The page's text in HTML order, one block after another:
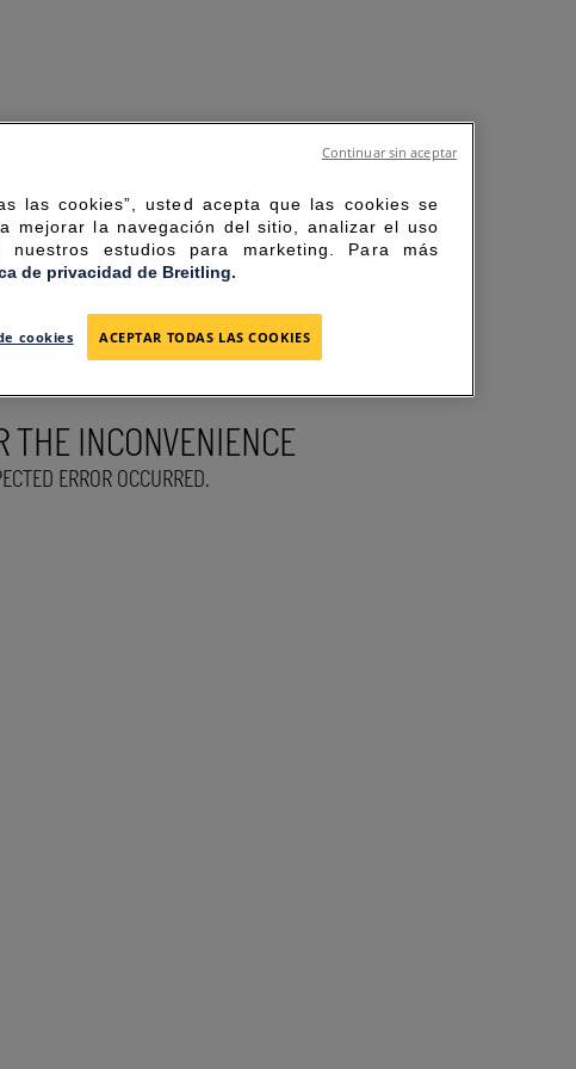
THE INCONVENIENCE
ERROR OCCURRED.
las cookies”, usted acepta que las cookies se
mejorar la navegación del sitio, analizar el uso
estudios para marketing. Para más
de privacidad de Breitling.
cookies ACEPTAR TODAS LAS COOKIES
Continuar sin aceptar